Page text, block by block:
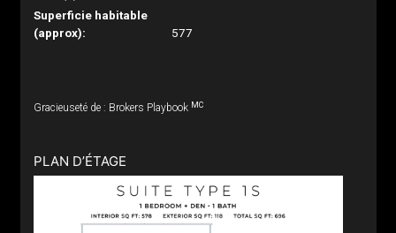
Superficie habitable
(approx):
577
Gracieuseté de : Brokers Playbook MC
PLAN D’ÉTAGE